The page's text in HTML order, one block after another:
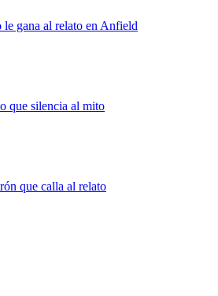
gana al relato en Anfield
que silencia al mito
que calla al relato